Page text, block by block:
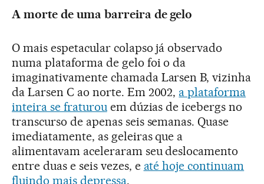
A morte de uma barreira de gelo
O mais espetacular colapso já observado
numa plataforma de gelo foi o da
imaginativamente chamada Larsen B, vizinha
da Larsen C ao norte. Em 2002, a plataforma
inteira se fraturouem dúzias de icebergs no
transcurso de apenas seis semanas. Quase
imediatamente, as geleiras que a
alimentavam aceleraram seu deslocamento
entre duas e seis vezes, e até hoje continuam
fluindo mais depressa.